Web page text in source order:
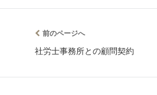
前のページへ
社労士事務所との顧問契約